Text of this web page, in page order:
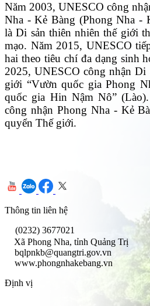
Năm 2003, UNESCO công
Nha - Kẻ Bàng (Phong Nha -
là Di sản thiên nhiên thế giới
mạo. Năm 2015, UNESCO
hai theo tiêu chí đa dạng sinh
2025, UNESCO công nhận Di
giới “Vườn quốc gia Phong
quốc gia Hin Nậm Nô”
công nhận Phong Nha - Kẻ
quyển Thế giới.
Thông tin liên hệ
(0232) 3677021
Xã Phong Nha, tỉnh Quảng Trị
bqlpnkb@quangtri.gov.vn
www.phongnhakebang.vn
Định vị